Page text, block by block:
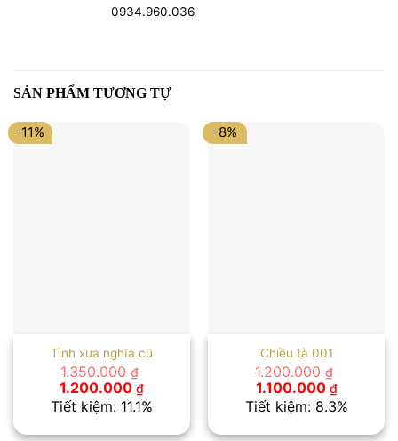
0934.960.036
SẢN PHẨM TƯƠNG TỰ
-11%
Tình xưa nghĩa cũ
1.350.000₫
Giá
gốc
là:
1.200.000 ₫Giá
hiện
tại
Tiết kiệm: 11.1%
-8%
Chiều tà 001
1.200.000₫
Giá
gốc
là:
1.100.000 ₫Giá
hiện
tại
Tiết kiệm: 8.3%